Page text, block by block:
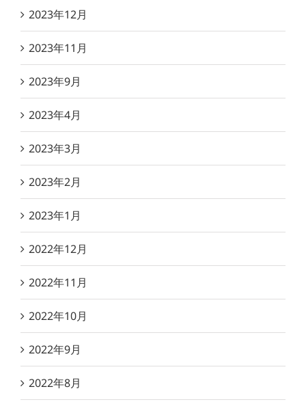
2023年12月
2023年11月
2023年9月
2023年4月
2023年3月
2023年2月
2023年1月
2022年12月
2022年11月
2022年10月
2022年9月
2022年8月